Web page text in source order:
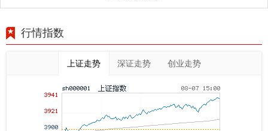
行情指数
上证走势 深证走势 创业走势